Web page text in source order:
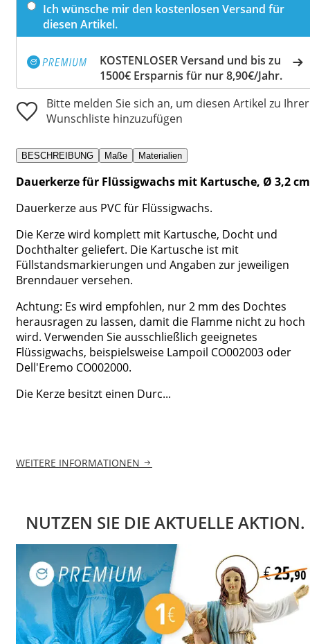
Ich wünsche mir den kostenlosen Versand für
diesen Artikel.
KOSTENLOSER Versand und bis zu
1500€ Ersparnis für nur 8,90€/Jahr.
Bitte melden Sie sich an, um diesen Artikel zu Ihrer
Wunschliste hinzuzufügen
BESCHREIBUNG Maße Materialien
Dauerkerze für Flüssigwachs mit Kartusche, Ø 3,2 cm
Dauerkerze aus PVC für Flüssigwachs.
Die Kerze wird komplett mit Kartusche, Docht und
Dochthalter geliefert. Die Kartusche ist mit
Füllstandsmarkierungen und Angaben zur jeweiligen
Brenndauer versehen.
Achtung: Es wird empfohlen, nur 2 mm des Dochtes
herausragen zu lassen, damit die Flamme nicht zu hoch
wird. Verwenden Sie ausschließlich geeignetes
Flüssigwachs, beispielsweise Lampoil CO002003 oder
Dell'Eremo CO002000.
Die Kerze besitzt einen Durc...
WEITERE INFORMATIONEN
NUTZEN SIE DIE AKTUELLE AKTION.